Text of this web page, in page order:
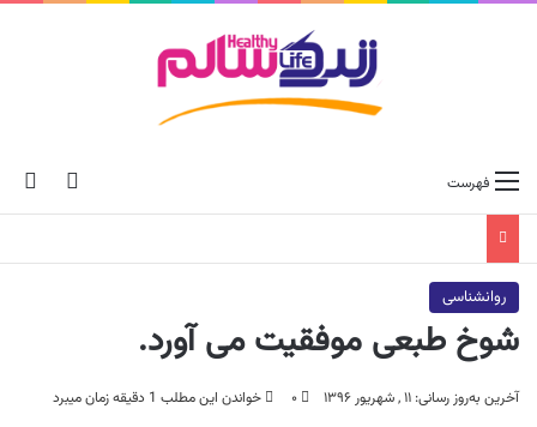
skin فهرست
روانشناسی
شوخ طبعی موفقیت می آورد.
آخرین به‌روز رسانی: ۱۱ , شهریور ۱۳۹۶ ۰ خواندن این مطلب 1 دقیقه زمان میبرد